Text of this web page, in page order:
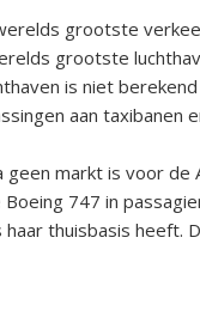
grootste
grootste
is niet
aan taxibanen
geen markt is voor
747 in
haar thuisbasis heeft.